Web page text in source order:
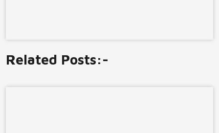
Related Posts:-